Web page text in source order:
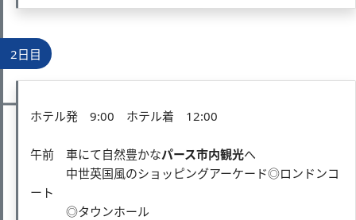
2日目
ホテル発 9:00 ホテル着 12:00
午前 車にて自然豊かなパース市内観光へ
中世英国風のショッピングアーケード◎ロンドンコ
ート
◎タウンホール